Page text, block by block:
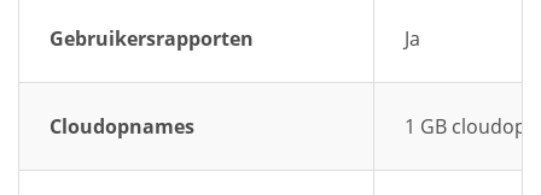
Gebruikersrapporten Ja
Cloudopnames 1 GB